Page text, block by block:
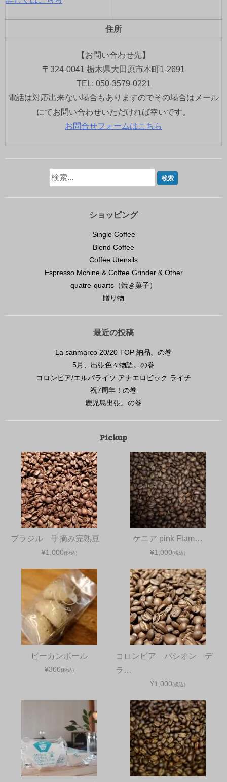
住所
【お問い合わせ先】
〒324-0041 栃木県大田原市本町1-2691
TEL: 050-3579-0221
電話は対応出来ない場合もありますのでその場合はメール
にてお問い合わせいただければ幸いです。
お問合せフォームはこちら
ショッピング
Single Coffee
Blend Coffee
Coffee Utensils
Espresso Mchine & Coffee Grinder & Other
quatre-quarts（焼き菓子）
贈り物
最近の投稿
La sanmarco 20/20 TOP 納品。の巻
5月、出張色々物語。の巻
コロンビア/エルパライソ アナエロビック ライチ
祝7周年！の巻
鹿児島出張。の巻
Pickup
ブラジル 手摘み完熟豆
¥1,000(税込)
ケニア pink Flam…
¥1,000(税込)
ピーカンボール
¥300(税込)
コロンビア パシオン デ
ラ…
¥1,000(税込)